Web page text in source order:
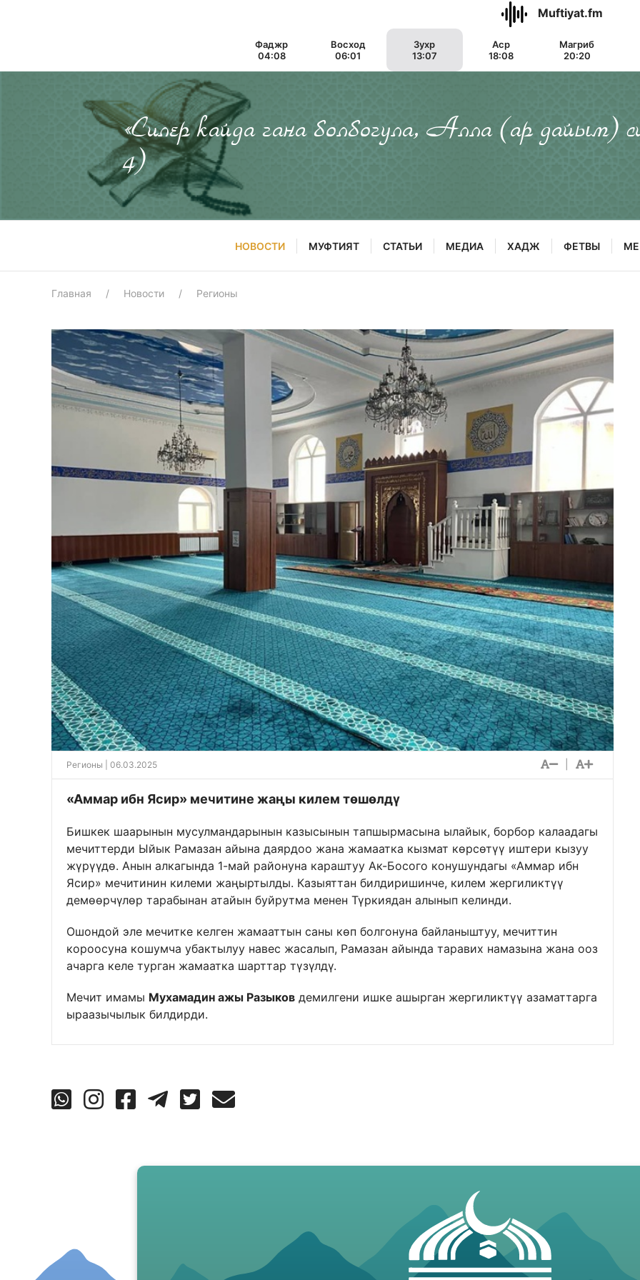
Muftiyat.fm
Фаджр
04:08
Восход
06:01
Зухр
13:07
Аср
18:08
Магриб
20:20
«Силер кайда гана болбогула, Алла (ар дайым)
4)
НОВОСТИ МУФТИЯТ СТАТЬИ МЕДИА ХАДЖ ФЕТВЫ
Главная Новости Регионы
Регионы | 06.03.2025
«Аммар ибн Ясир» мечитине жаңы килем төшөлдү
Бишкек шаарынын мусулмандарынын казысынын тапшырмасына ылайык, борбор калаадагы
мечиттерди Ыйык Рамазан айына даярдоо жана жамаатка кызмат көрсөтүү иштери кызуу
жүрүүдө. Анын алкагында 1-май районуна караштуу Ак-Босого конушундагы «Аммар ибн
Ясир» мечитинин килеми жаңыртылды. Казыяттан билдиришинче, килем жергиликтүү
демөөрчүлөр тарабынан атайын буйрутма менен Түркиядан алынып келинди.
Ошондой эле мечитке келген жамааттын саны көп болгонуна байланыштуу, мечиттин
короосуна кошумча убактылуу навес жасалып, Рамазан айында таравих намазына жана ооз
ачарга келе турган жамаатка шарттар түзүлдү.
Мечит имамы Мухамадин ажы Разыков демилгени ишке ашырган жергиликтүү азаматтарга
ыраазычылык билдирди.